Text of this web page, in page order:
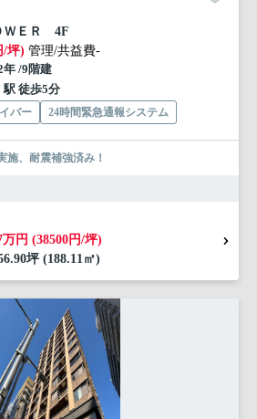
ＷＥＲ 4F
/坪) 管理/共益費-
年 /9階建
徒歩5分
バー 24時間緊急通報システム
施、耐震補強済み！
万円 (38500円/坪)
坪 (188.11㎡)